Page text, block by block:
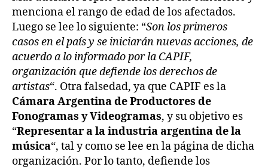
menciona el rango de edad de los afectados.
Luego se lee lo siguiente: “Son los primeros
casos en el país y se iniciarán nuevas acciones, de
acuerdo a lo informado por la CAPIF,
organización que defiende los derechos de
artistas“. Otra falsedad, ya que CAPIF es la
Cámara Argentina de Productores de
Fonogramas y Videogramas, y su objetivo es
“Representar a la industria argentina de la
música“, tal y como se lee en la página de dicha
organización. Por lo tanto, defiende los